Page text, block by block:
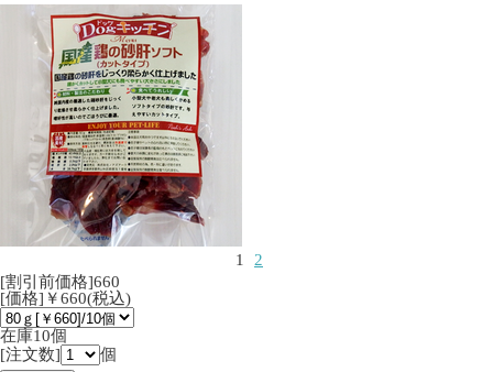
1
2
[割引前価格]660
[価格]￥660(税込)
在庫10個
[注文数]
個